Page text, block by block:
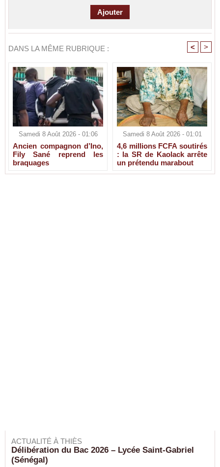
DANS LA MÊME RUBRIQUE : < >
Samedi 8 Août 2026 - 01:06
Ancien compagnon d’Ino,
Fily Sané reprend les
braquages
Samedi 8 Août 2026 - 01:01
4,6 millions FCFA soutirés
: la SR de Kaolack arrête
un prétendu marabout
ACTUALITÉ À THIÈS
Délibération du Bac 2026 – Lycée Saint-Gabriel
(Sénégal)